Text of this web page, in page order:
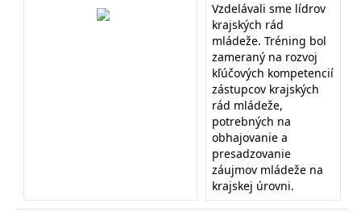
Vzdelávali sme lídrov
krajských rád
mládeže. Tréning bol
zameraný na rozvoj
kľúčových kompetencií
zástupcov krajských
rád mládeže,
potrebných na
obhajovanie a
presadzovanie
záujmov mládeže na
krajskej úrovni.